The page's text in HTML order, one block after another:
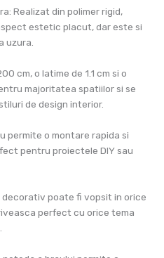
Realizat din polimer rigid,
estetic placut, dar este si
uzura.
cm, o latime de 1.1 cm si o
majoritatea spatiilor si se
de design interior.
permite o montare rapida si
pentru proiectele DIY sau
poate fi vopsit in orice
perfect cu orice tema